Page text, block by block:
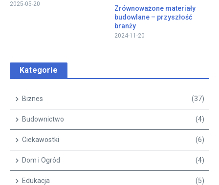
2025-05-20
Zrównoważone materiały
budowlane – przyszłość
branży
2024-11-20
Kategorie
Biznes (37)
Budownictwo (4)
Ciekawostki (6)
Dom i Ogród (4)
Edukacja (5)